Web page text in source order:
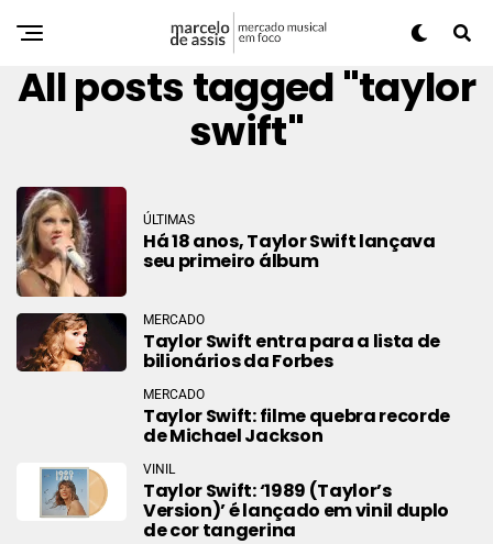
All posts tagged "taylor
swift"
ÚLTIMAS
Há 18 anos, Taylor Swift lançava
seu primeiro álbum
MERCADO
Taylor Swift entra para a lista de
bilionários da Forbes
MERCADO
Taylor Swift: filme quebra recorde
de Michael Jackson
VINIL
Taylor Swift: ‘1989 (Taylor’s
Version)’ é lançado em vinil duplo
de cor tangerina